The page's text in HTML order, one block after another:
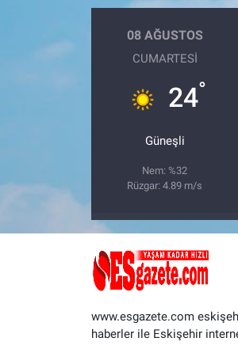
08 AĞUSTOS
CUMARTESI
24°
Güneşli
Nem: %32
Rüzgar: 4.89 m/s
www.esgazete.com
haberler ile Eskişehir